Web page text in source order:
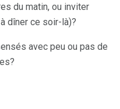
du matin, ou inviter
dîner ce soir-là)?
avec peu ou pas de